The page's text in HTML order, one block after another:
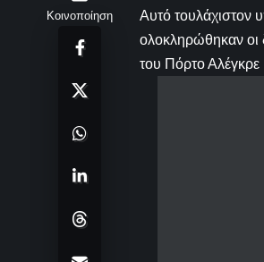
Κοινοποίηση
Αυτό τουλάχιστον
ολοκληρώθηκαν οι
του Πόρτο Αλέγκρε